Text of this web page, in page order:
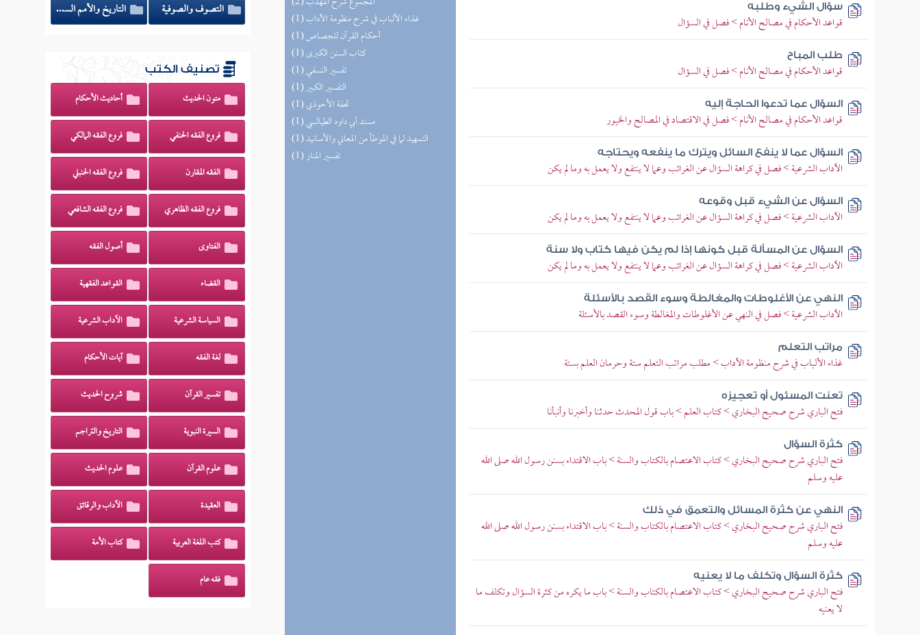
(1) غذاء الألباب في شرح منظومة الآداب
(1) أحكام القرآن للجصاص
(1) كتاب السنن الكبرى
(1) تفسير النسفي
(1) التفسير الكبير
(1) تحفة الأحوذي
(1) مسند أبي داود الطيالسي
(1) التمهيد لما في الموطأ من المعاني والأسانيد
(1) تفسير المنار
سؤال الشيء وطلبه
قواعد الأحكام في مصالح الأنام > فصل في السؤال
طلب المباح
قواعد الأحكام في مصالح الأنام > فصل في السؤال
السؤال عما تدعوا الحاجة إليه
قواعد الأحكام في مصالح الأنام > فصل في الاقتصاد في المصالح والخيور
السؤال عما لا ينفع السائل ويترك ما ينفعه ويحتاجه
الآداب الشرعية > فصل في كراهة السؤال عن الغرائب وعما لا ينتفع ولا يعمل به وما لم يكن
السؤال عن الشيء قبل وقوعه
الآداب الشرعية > فصل في كراهة السؤال عن الغرائب وعما لا ينتفع ولا يعمل به وما لم يكن
السؤال عن المسألة قبل كونها إذا لم يكن فيها كتاب ولا سنة
الآداب الشرعية > فصل في كراهة السؤال عن الغرائب وعما لا ينتفع ولا يعمل به وما لم يكن
النهي عن الأغلوطات والمغالطة وسوء القصد بالأسئلة
الآداب الشرعية > فصل في النهي عن الأغلوطات والمغالطة وسوء القصد بالأسئلة
مراتب التعلم
غذاء الألباب في شرح منظومة الآداب > مطلب مراتب التعلم ستة وحرمان العلم بستة
تعنت المسئول أو تعجيزه
فتح الباري شرح صحيح البخاري > كتاب العلم > باب قول المحدث حدثنا وأخبرنا وأنبأنا
كثرة السؤال
فتح الباري شرح صحيح البخاري > كتاب الاعتصام بالكتاب والسنة > باب الاقتداء بسنن رسول الله صلى الله
عليه وسلم
النهي عن كثرة المسائل والتعمق في ذلك
فتح الباري شرح صحيح البخاري > كتاب الاعتصام بالكتاب والسنة > باب الاقتداء بسنن رسول الله صلى الله
عليه وسلم
كثرة السؤال وتكلف ما لا يعنيه
فتح الباري شرح صحيح البخاري > كتاب الاعتصام بالكتاب والسنة > باب ما يكره من كثرة السؤال وتكلف ما
لا يعنيه
التصوف والصوفية
التاريخ والأمم السابقة
تصنيف الكتب
متون الحديث أحاديث الأحكام
فروع الفقه الحنفي فروع الفقه المالكي
الفقه المقارن فروع الفقه الحنبلي
فروع الفقه الظاهري فروع الفقه الشافعي
الفتاوى أصول الفقه
القضاء القواعد الفقهية
السياسة الشرعية الآداب الشرعية
لغة الفقه آيات الأحكام
تفسير القرآن شروح الحديث
السيرة النبوية التاريخ والتراجم
علوم القرآن علوم الحديث
العقيدة الآداب والرقائق
كتب اللغة العربية كتاب الأمة
فقه عام